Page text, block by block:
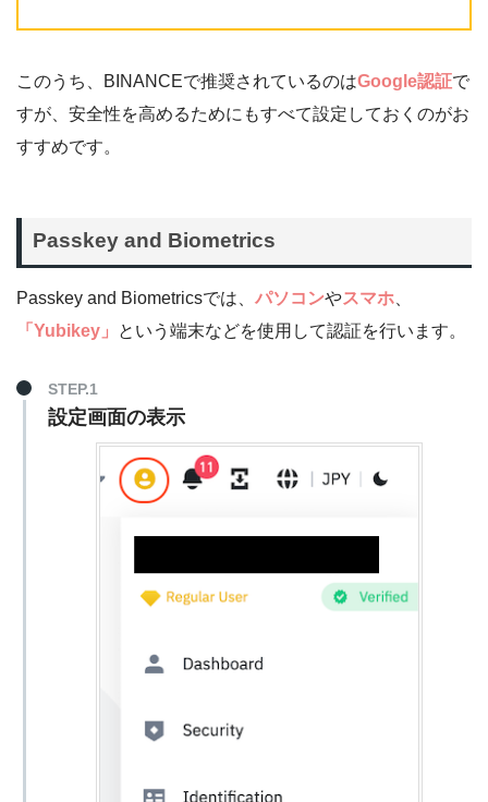
このうち、BINANCEで推奨されているのはGoogle認証で
すが、安全性を高めるためにもすべて設定しておくのがお
すすめです。
Passkey and Biometrics
Passkey and Biometricsでは、 パソコンやスマホ
「Yubikey」
という端末などを使用して認証を行います。
STEP.1
設定画面の表示